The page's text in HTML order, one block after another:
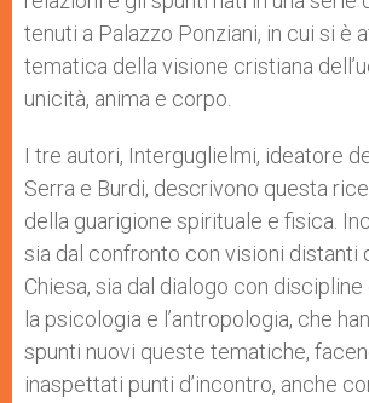
tenuti a Palazzo Ponziani, in cui si è
tematica della visione cristiana
unicità, anima e corpo.
I tre autori, Interguglielmi, ideatore
Serra e Burdi, descrivono questa
della guarigione spirituale e fisica.
sia dal confronto con visioni distanti
Chiesa, sia dal dialogo con
la psicologia e l’antropologia, che
spunti nuovi queste tematiche,
inaspettati punti d’incontro, anche